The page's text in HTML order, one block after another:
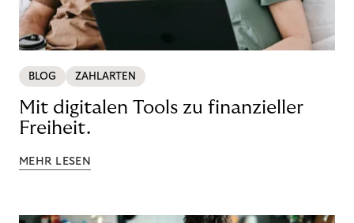
BLOG ZAHLARTEN
Mit digitalen Tools zu finanzieller
Freiheit.
MEHR LESEN